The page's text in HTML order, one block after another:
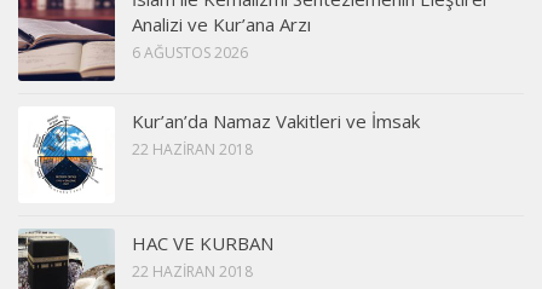
Analizi ve Kur’ana Arzı
6 AĞUSTOS 2026
Kur’an’da Namaz Vakitleri ve İmsak
22 HAZIRAN 2018
HAC VE KURBAN
22 HAZIRAN 2018